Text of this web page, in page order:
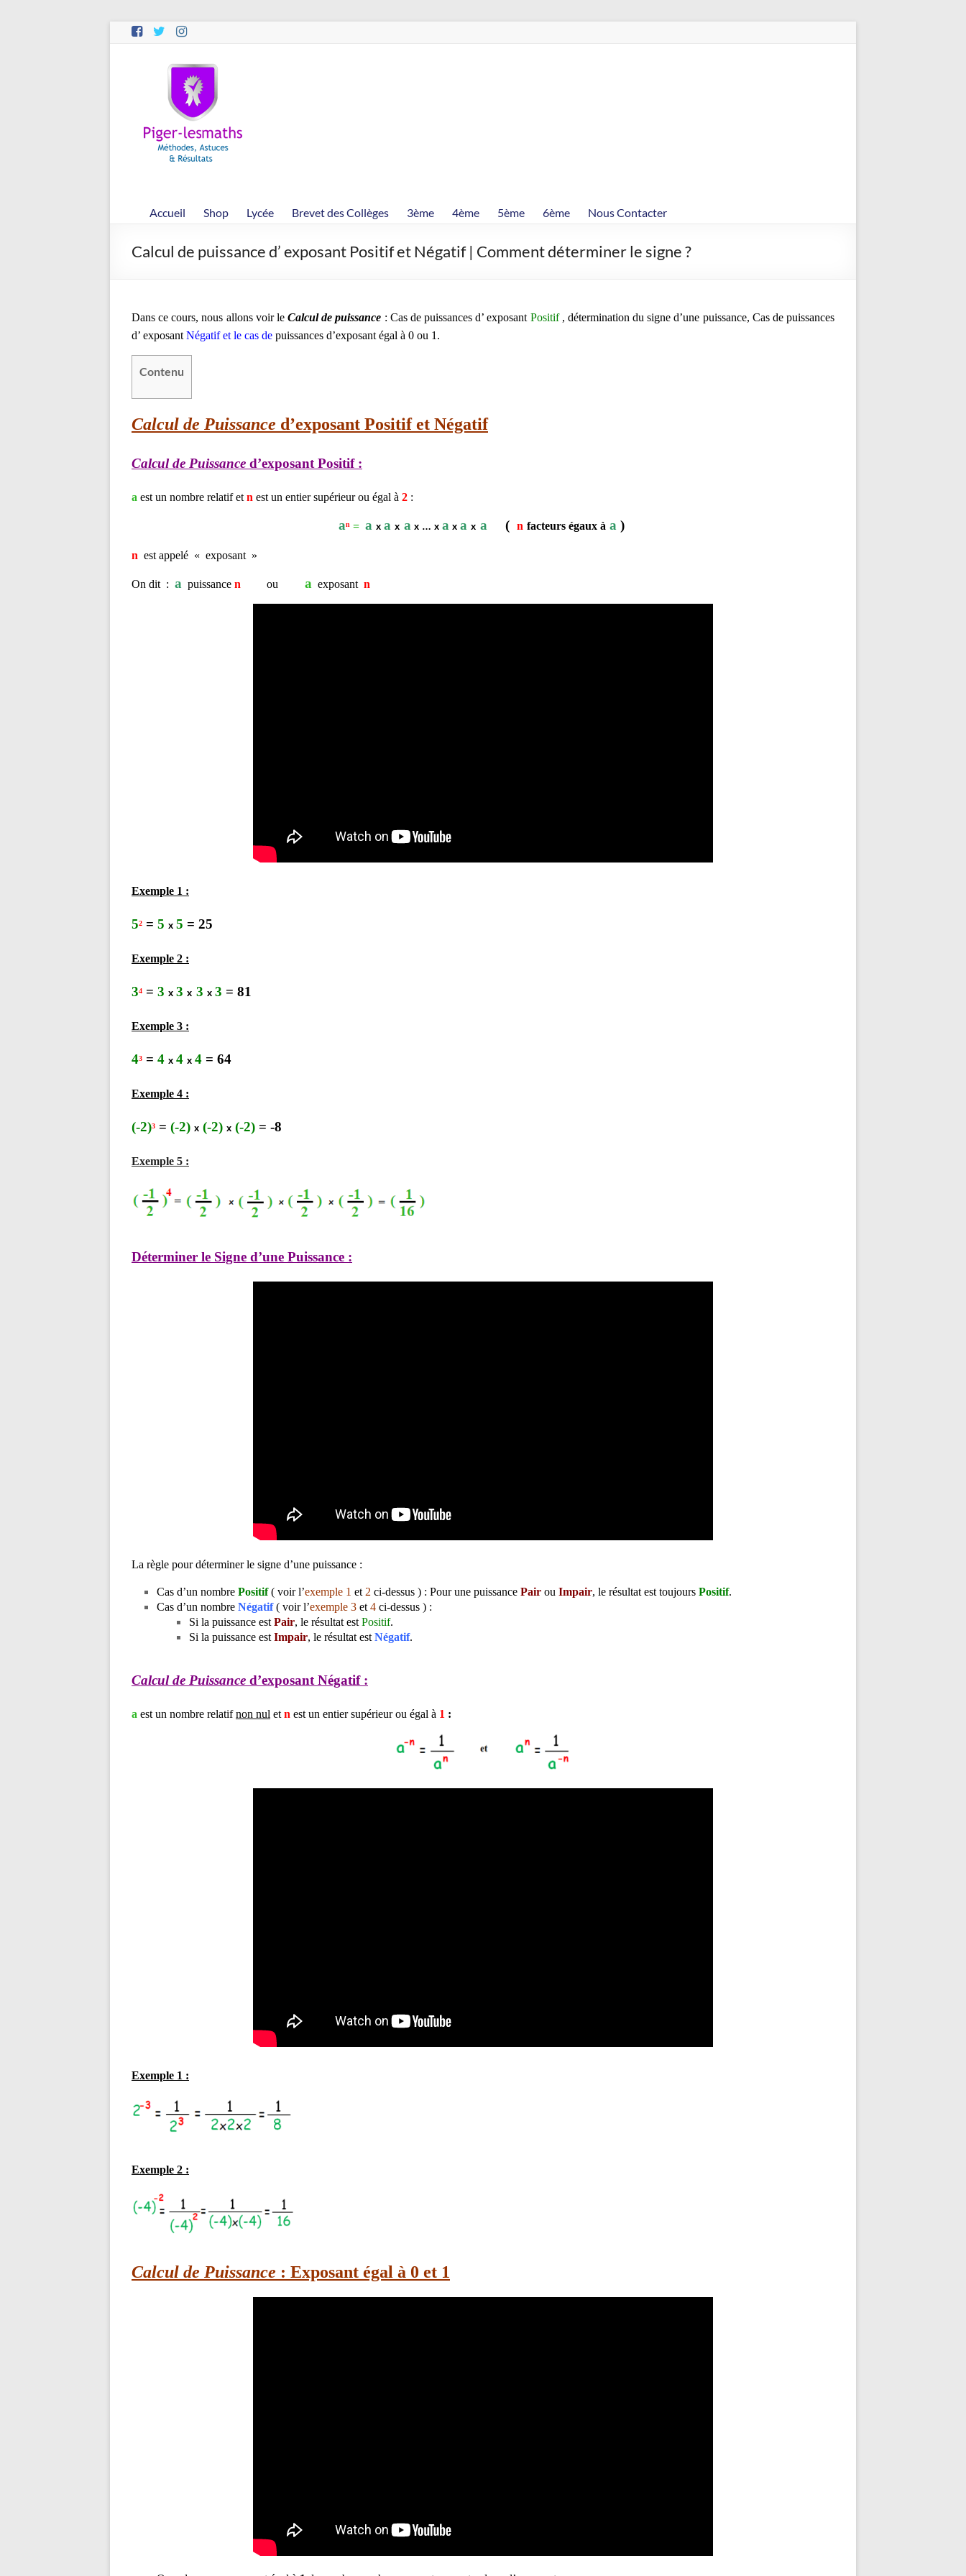
Aller
Piger-
lesmaths
Cours
Ligne
Rappels
Résultats
Accueil Shop Lycée Brevet des Collèges 3ème 4ème 5ème 6ème Nous Contacter
Calcul de puissance d’ exposant Positif et Négatif | Comment déterminer le signe ?
Dans ce cours, nous allons voir leCalcul de puissance : Cas depuissances d’ exposant Positif, détermination du signe d’une puissance, Cas depuissances
d’ exposant Négatif et le cas de puissances d’exposant égal à 0 ou 1.
Contenu
Calcul de Puissance d’exposant Positif et Négatif
Calcul de Puissance d’exposant Positif :
a est un nombre relatif et n est un entier supérieur ou égal à 2 :
an= a x a x ax … x ax a x a ( n facteurs égaux à a )
n est appelé « exposant »
On dit : a puissance n ou a exposant n
Exemple 1 :
52 = 5 x 5 = 25
Exemple 2 :
34 = 3 x 3 x 3 x 3 = 81
Exemple 3 :
43 = 4 x 4 x 4 = 64
Exemple 4 :
(-2)3 = (-2) x (-2) x (-2) = -8
Exemple 5 :
Déterminer le Signe d’une Puissance :
La règle pour déterminer le signe d’une puissance :
Cas d’un nombre Positif( voir l’exemple 1 et 2 ci-dessus ) : Pour une puissance Pair ou Impair, le résultat est toujours Positif.
Cas d’un nombre Négatif( voir l’exemple 3 et 4 ci-dessus ) :
Si la puissance est Pair, le résultat est Positif.
Si la puissance est Impair, le résultat est Négatif.
Calcul de Puissance d’exposant Négatif :
a est un nombre relatifnon nul et n est un entier supérieur ou égal à 1 :
Exemple 1 :
Exemple 2 :
Calcul de Puissance : Exposant égal à 0 et 1